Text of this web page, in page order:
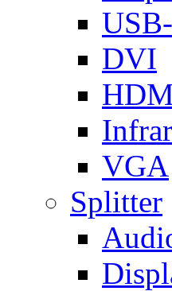
DVI
VGA
Splitter